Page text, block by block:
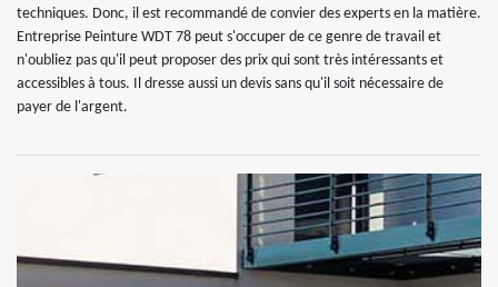
techniques. Donc, il est recommandé de convier des experts en la matière.
Entreprise Peinture WDT 78 peut s'occuper de ce genre de travail et
n'oubliez pas qu'il peut proposer des prix qui sont très intéressants et
accessibles à tous. Il dresse aussi un devis sans qu'il soit nécessaire de
payer de l'argent.